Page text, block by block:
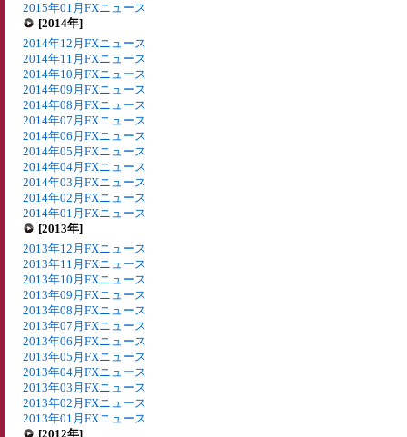
2015年01月FXニュース
[2014年]
2014年12月FXニュース
2014年11月FXニュース
2014年10月FXニュース
2014年09月FXニュース
2014年08月FXニュース
2014年07月FXニュース
2014年06月FXニュース
2014年05月FXニュース
2014年04月FXニュース
2014年03月FXニュース
2014年02月FXニュース
2014年01月FXニュース
[2013年]
2013年12月FXニュース
2013年11月FXニュース
2013年10月FXニュース
2013年09月FXニュース
2013年08月FXニュース
2013年07月FXニュース
2013年06月FXニュース
2013年05月FXニュース
2013年04月FXニュース
2013年03月FXニュース
2013年02月FXニュース
2013年01月FXニュース
[2012年]